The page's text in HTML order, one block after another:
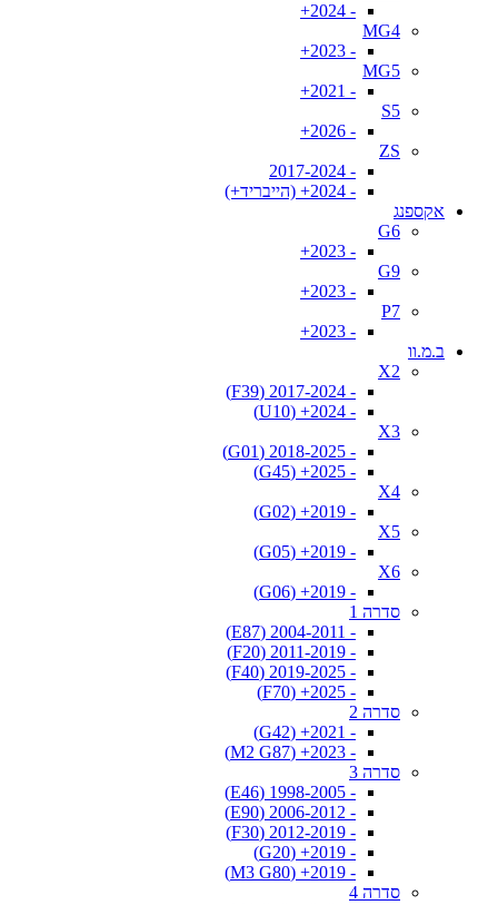
- 2024+
MG4
- 2023+
MG5
- 2021+
S5
- 2026+
ZS
- 2017-2024
- 2024+ (הייבריד+)
אקספנג
G6
- 2023+
G9
- 2023+
P7
- 2023+
ב.מ.וו
X2
- 2017-2024 (F39)
- 2024+ (U10)
X3
- 2018-2025 (G01)
- 2025+ (G45)
X4
- 2019+ (G02)
X5
- 2019+ (G05)
X6
- 2019+ (G06)
סדרה 1
- 2004-2011 (E87)
- 2011-2019 (F20)
- 2019-2025 (F40)
- 2025+ (F70)
סדרה 2
- 2021+ (G42)
- 2023+ (M2 G87)
סדרה 3
- 1998-2005 (E46)
- 2006-2012 (E90)
- 2012-2019 (F30)
- 2019+ (G20)
- 2019+ (M3 G80)
סדרה 4